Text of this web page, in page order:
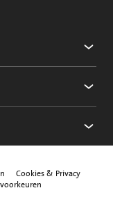
Cookies & Privacy